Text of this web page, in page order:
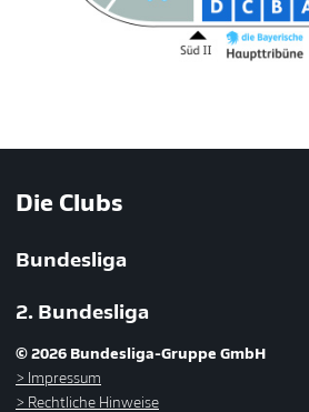
Die Clubs
Bundesliga
2. Bundesliga
© 2026 Bundesliga-Gruppe GmbH
Impressum
Rechtliche Hinweise